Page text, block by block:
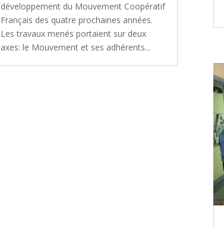
développement du Mouvement Coopératif
Français des quatre prochaines années.
Les travaux menés portaient sur deux
axes: le Mouvement et ses adhérents...